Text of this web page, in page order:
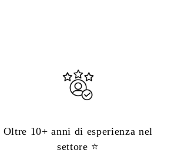
Oltre 10+ anni di esperienza nel
settore ⭐️